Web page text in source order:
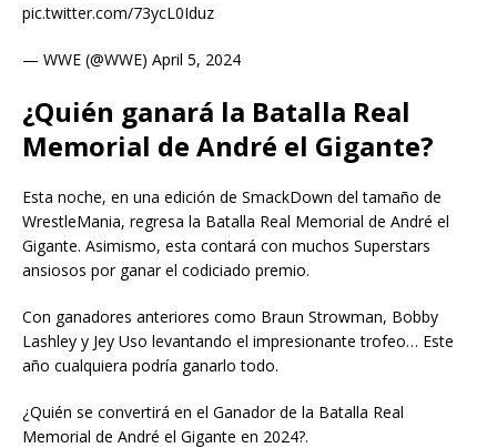
pic.twitter.com/73ycL0Iduz
— WWE (@WWE) April 5, 2024
¿Quién ganará la Batalla Real
Memorial de André el Gigante?
Esta noche, en una edición de SmackDown del tamaño de
WrestleMania, regresa la Batalla Real Memorial de André el
Gigante. Asimismo, esta contará con muchos Superstars
ansiosos por ganar el codiciado premio.
Con ganadores anteriores como Braun Strowman, Bobby
Lashley y Jey Uso levantando el impresionante trofeo… Este
año cualquiera podría ganarlo todo.
¿Quién se convertirá en el Ganador de la Batalla Real
Memorial de André el Gigante en 2024?.